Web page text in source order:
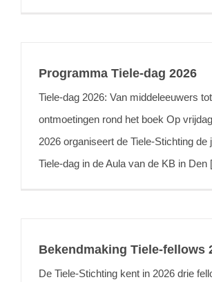
Programma Tiele-dag 2026
Tiele-dag 2026: Van middeleeuwers
ontmoetingen rond het boek Op
2026 organiseert de Tiele-Stichting de
Tiele-dag in de Aula van de KB in Den
Bekendmaking Tiele-fellows
De Tiele-Stichting kent in 2026 drie